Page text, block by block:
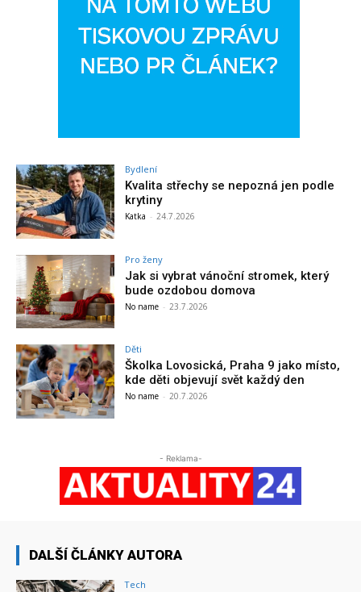
Bydlení
Kvalita střechy se nepozná jen podle
krytiny
Katka - 24.7.2026
Pro ženy
Jak si vybrat vánoční stromek, který
bude ozdobou domova
No name - 23.7.2026
Děti
Školka Lovosická, Praha 9 jako místo,
kde děti objevují svět každý den
No name - 20.7.2026
- Reklama-
DALŠÍ ČLÁNKY AUTORA
Tech